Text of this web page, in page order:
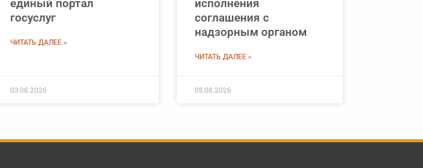
единый портал
госуслуг
ЧИТАТЬ ДАЛЕЕ »
03.08.2026
исполнения
соглашения с
надзорным органом
ЧИТАТЬ ДАЛЕЕ »
05.08.2026